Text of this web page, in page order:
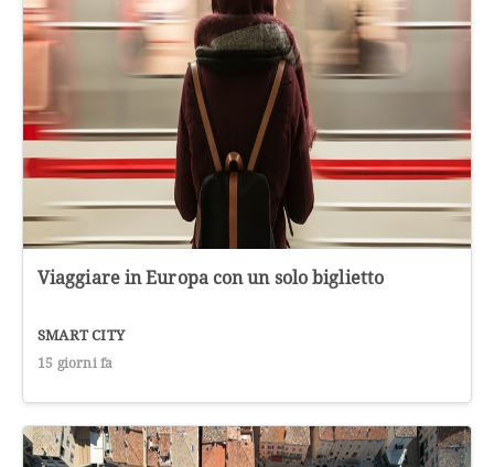
Viaggiare in Europa con un solo biglietto
SMART CITY
15 giorni fa